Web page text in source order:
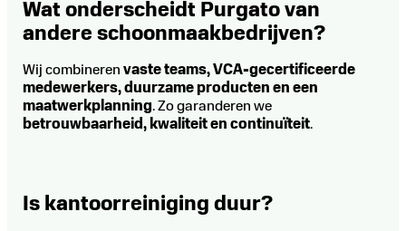
Wat onderscheidt Purgato van
andere schoonmaakbedrijven?
Wij combinerenvaste teams, VCA-gecertificeerde
medewerkers, duurzame producten en een
maatwerkplanning. Zo garanderen we
betrouwbaarheid, kwaliteit en continuïteit.
Is kantoorreiniging duur?